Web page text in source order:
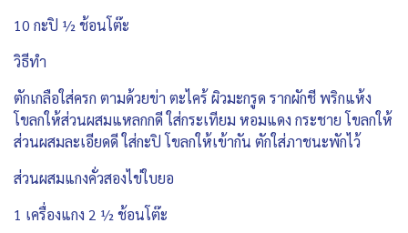
10 กะปิ ½ ช้อนโต๊ะ
วิธีทำ
ตักเกลือใส่ครก ตามด้วยข่า ตะไคร้ ผิวมะกรูด รากผักชี พริกแห้ง
โขลกให้ส่วนผสมแหลกกดี ใส่กระเทียม หอมแดง กระชาย โขลกให้
ส่วนผสมละเอียดดี ใส่กะปิ โขลกให้เข้ากัน ตักใส่ภาชนะพักไว้
ส่วนผสมแกงคั่วสองไข่ใบยอ
1 เครื่องแกง 2 ½ ช้อนโต๊ะ